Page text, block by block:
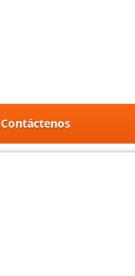
Contáctenos